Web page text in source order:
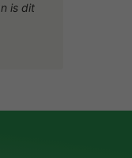
is dit